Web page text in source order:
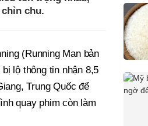
chu.
(Running Man bản
lộ thông tin nhận 8,5
Trung Quốc để
quay phim còn làm